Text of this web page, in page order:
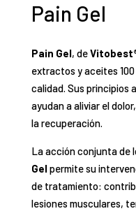
Pain Gel
Pain Gel, de
extractos y aceites
calidad. Sus principios
ayudan a aliviar el
la recuperación.
La acción conjunta de
Gelpermite su
de tratamiento:
lesiones musculares,